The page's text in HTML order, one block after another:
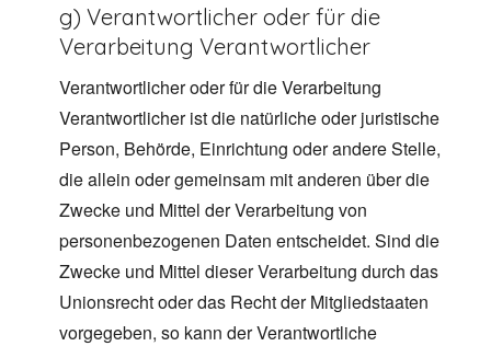
g) Verantwortlicher oder für die
Verarbeitung Verantwortlicher
Verantwortlicher oder für die Verarbeitung
Verantwortlicher ist die natürliche oder juristische
Person, Behörde, Einrichtung oder andere Stelle,
die allein oder gemeinsam mit anderen über die
Zwecke und Mittel der Verarbeitung von
personenbezogenen Daten entscheidet. Sind die
Zwecke und Mittel dieser Verarbeitung durch das
Unionsrecht oder das Recht der Mitgliedstaaten
vorgegeben, so kann der Verantwortliche